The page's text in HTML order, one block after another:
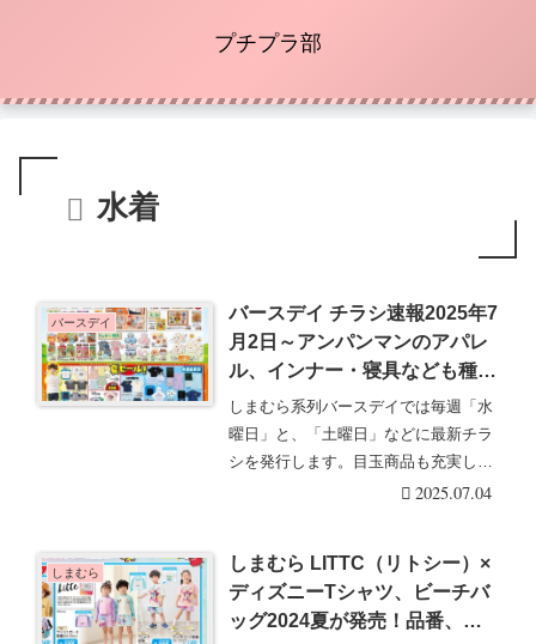
プチプラ部
水着
バースデイ
バースデイ チラシ速報2025年7
月2日～アンパンマンのアパレ
ル、インナー・寝具なども種類
豊富！夏セールでTシャツ、ラ
ッシュガード、水着、甚平もお
買い得！
しまむら系列バースデイでは毎週「水
曜日」と、「土曜日」などに最新チラ
シを発行します。目玉商品も充実して
いて、人気のグッズ・・・続きを読む
2025.07.04
しまむら
しまむら LITTC（リトシー）×
ディズニーTシャツ、ビーチバ
ッグ2024夏が発売！品番、種